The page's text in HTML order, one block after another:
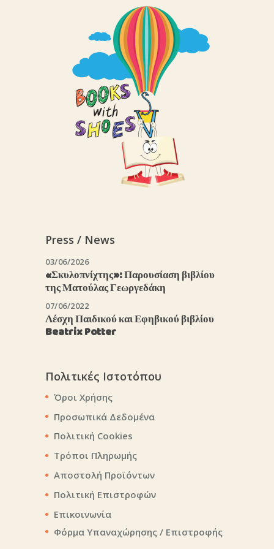
Press / News
03/06/2026
«Σκυλοπνίχτης»: Παρουσίαση βιβλίου
της Ματούλας Γεωργεδάκη
07/06/2022
Λέσχη Παιδικού και Εφηβικού βιβλίου
Beatrix Potter
Πολιτικές Ιστοτόπου
Όροι Χρήσης
Προσωπικά Δεδομένα
Πολιτική Cookies
Τρόποι Πληρωμής
Αποστολή Προϊόντων
Πολιτική Επιστροφών
Επικοινωνία
Φόρμα Υπαναχώρησης / Επιστροφής